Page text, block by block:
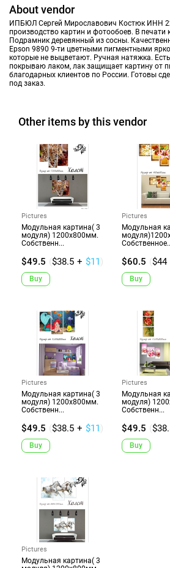
About vendor
ИПБЮЛ Сергей Мирославович Костюк ИНН
производство картин и фотообоев. В печати
Подрамник деревянный из сосны.
Epson 9890 9-ти цветными пигментными
которые не выцветают. Ручная натяжка.
покрываю лаком, лак защищает картину от
благодарных клиентов по России. Готовы
под заказ.
Other items by this vendor
Pictures
Модульная картина( 3
модуля) 1200х800мм.
Собственн...
$49.5 ($38.5 + $11 )
Buy
Pictures
Модульная
$60.5 ($44
Buy
Pictures
Модульная картина( 3
модуля) 1200х800мм.
Собственн...
$49.5 ($38.5 + $11 )
Buy
Pictures
Модульная
модуля)
Собственн...
$49.5 (
Buy
Pictures
Модульная картина( 3